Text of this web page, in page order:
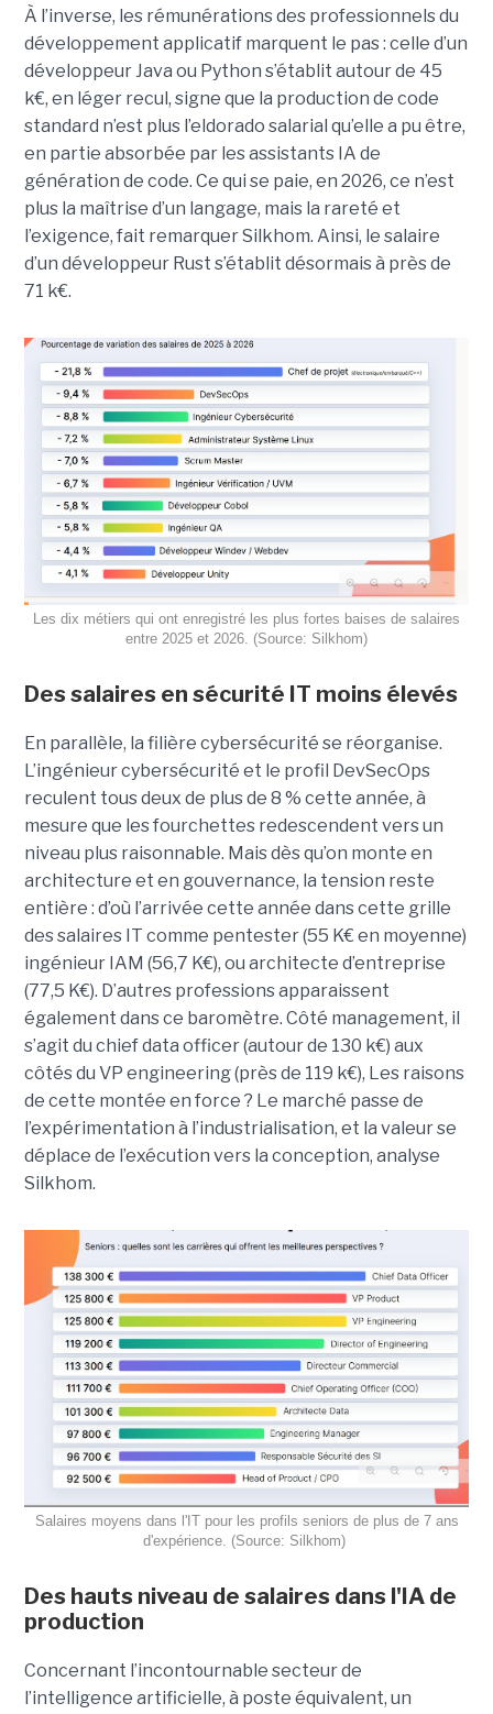
À l’inverse, les rémunérations des professionnels du
développement applicatif marquent le pas : celle d’un
développeur Java ou Python s’établit autour de 45
k€, en léger recul, signe que la production de code
standard n’est plus l’eldorado salarial qu’elle a pu être,
en partie absorbée par les assistants IA de
génération de code. Ce qui se paie, en 2026, ce n’est
plus la maîtrise d’un langage, mais la rareté et
l’exigence, fait remarquer Silkhom. Ainsi, le salaire
d’un développeur Rust s’établit désormais à près de
71 k€.
Les dix métiers qui ont enregistré les plus fortes baises de salaires
entre 2025 et 2026. (Source: Silkhom)
Des salaires en sécurité IT moins élevés
En parallèle, la filière cybersécurité se réorganise.
L’ingénieur cybersécurité et le profil DevSecOps
reculent tous deux de plus de 8 % cette année, à
mesure que les fourchettes redescendent vers un
niveau plus raisonnable. Mais dès qu’on monte en
architecture et en gouvernance, la tension reste
entière : d’où l’arrivée cette année dans cette grille
des salaires IT comme pentester (55 K€ en moyenne)
ingénieur IAM (56,7 K€), ou architecte d’entreprise
(77,5 K€). D’autres professions apparaissent
également dans ce baromètre. Côté management, il
s’agit du chief data officer (autour de 130 k€) aux
côtés du VP engineering (près de 119 k€), Les raisons
de cette montée en force ? Le marché passe de
l’expérimentation à l’industrialisation, et la valeur se
déplace de l’exécution vers la conception, analyse
Silkhom.
Salaires moyens dans l'IT pour les profils seniors de plus de 7 ans
d'expérience. (Source: Silkhom)
Des hauts niveau de salaires dans l'IA de
production
Concernant l’incontournable secteur de
l’intelligence artificielle, à poste équivalent, un